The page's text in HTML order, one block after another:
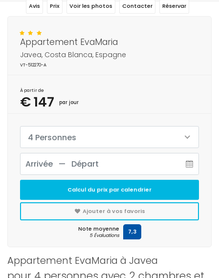
Avis Prix Voir les photos Contacter Réservar
Appartement EvaMaria à Javea
Appartement EvaMaria
Javea, Costa Blanca, Espagne
VT-512270-A
À partir de
€ 147 par jour
4 Personnes
Calcul du prix par calendrier
Ajouter à vos favoris
Note moyenne
5 Évaluations 7,3